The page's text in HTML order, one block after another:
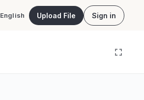
English Upload File Sign in